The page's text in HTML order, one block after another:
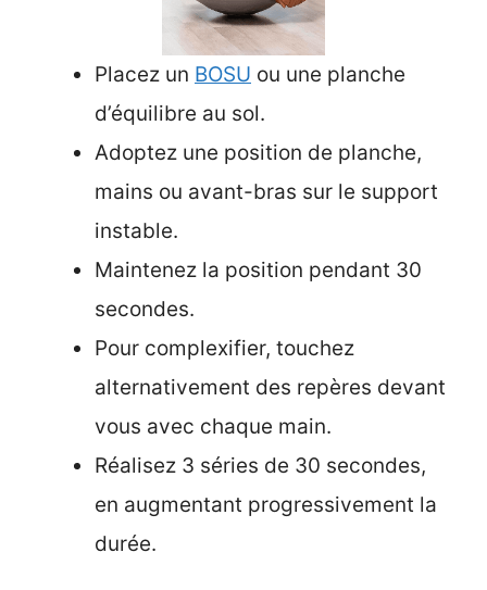
Placez un BOSU ou une planche
d’équilibre au sol.
Adoptez une position de planche,
mains ou avant-bras sur le support
instable.
Maintenez la position pendant 30
secondes.
Pour complexifier, touchez
alternativement des repères devant
vous avec chaque main.
Réalisez 3 séries de 30 secondes,
en augmentant progressivement la
durée.